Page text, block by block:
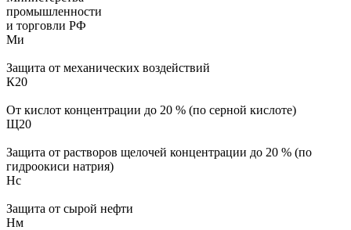
Ми
Защита от механических воздействий
К20
От кислот концентрации до 20 % (по серной кислоте)
Щ20
Защита от растворов щелочей концентрации до 20 % (по
гидроокиси натрия)
Нс
Защита от сырой нефти
Нм